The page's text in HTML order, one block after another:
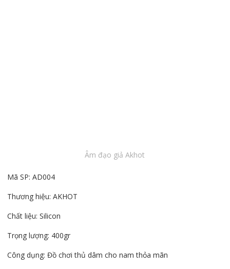
Âm đạo giả Akhot
Mã SP: AD004
Thương hiệu: AKHOT
Chất liệu: Silicon
Trọng lượng: 400gr
Công dụng: Đồ chơi thủ dâm cho nam thỏa mãn